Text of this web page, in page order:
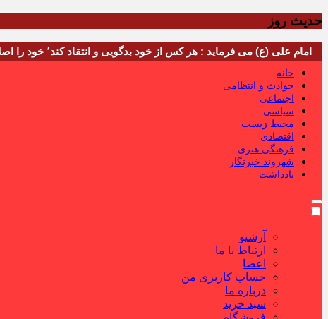
حدیث روز
امام علی (ع) می فرماید : هر کس از خود بدگویی و انتقاد کند٬ خود را اصلاح کرده و هر کس خودستایی نماید٬ پس به تحقیق خویش را تباه نموده است.
خانه
حوادث و انتظامی
اجتماعی
سیاسی
محیط زیست
اقتصادی
فرهنگی هنری
شهروند خبرنگار
یادداشت
آرشیو
ارتباط با ما
اعضا
حساب کاربری من
درباره ما
سبد خرید